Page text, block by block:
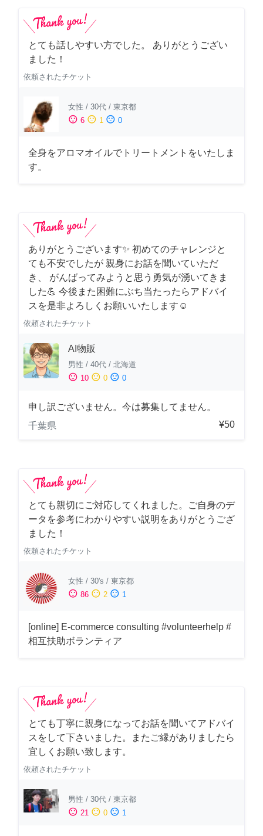
とても話しやすい方でした。 ありがとうござい
ました！
依頼されたチケット
女性 / 30代 / 東京都
sentiment_satisfied 6 sentiment_neutral 1 sentiment_dissatisfied 0
全身をアロマオイルでトリートメントをいたしま
す。
ありがとうございます✨ 初めてのチャレンジと
ても不安でしたが 親身にお話を聞いていただ
き、 がんばってみようと思う勇気が湧いてきま
した💪 今後また困難にぶち当たったらアドバイ
スを是非よろしくお願いいたします☺️
依頼されたチケット
AI物販
男性 / 40代 / 北海道
sentiment_satisfied 10 sentiment_neutral 0 sentiment_dissatisfied 0
申し訳ございません。今は募集してません。
千葉県
¥50
とても親切にご対応してくれました。ご自身のデ
ータを参考にわかりやすい説明をありがとうござ
ました！
依頼されたチケット
女性 / 30's / 東京都
sentiment_satisfied 86 sentiment_neutral 2 sentiment_dissatisfied 1
[online] E-commerce consulting #volunteerhelp #
相互扶助ボランティア
とても丁寧に親身になってお話を聞いてアドバイ
スをして下さいました。またご縁がありましたら
宜しくお願い致します。
依頼されたチケット
男性 / 30代 / 東京都
sentiment_satisfied 21 sentiment_neutral 0 sentiment_dissatisfied 1